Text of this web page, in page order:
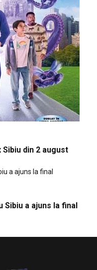
din 2 august
Sibiu a ajuns la final